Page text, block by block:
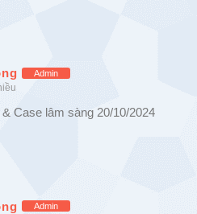
Admin
Case lâm sàng 20/10/2024
Admin